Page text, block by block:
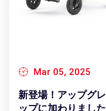
Mar 05, 2025
新登場！アップグ
ップに加わりました